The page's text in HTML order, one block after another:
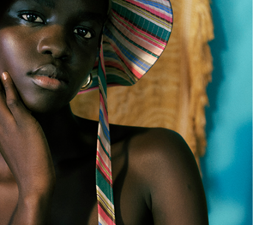
2 カラー
BOUCLE(シンテ
ィア ブークレ)
1 カラー
￥ 40,700